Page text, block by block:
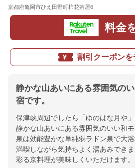
京都府亀岡市ひえ田野町柿花茶屋6
料金
割引クーポンを
静かな山あいにある雰囲気の
宿です。
保津峡周辺でしたら「ゆのはな月や」
静かな山あいにある雰囲気のいい和
泉は効能豊かな単純弱ラドン泉で大
満喫しながら気持ちよく湯あみでき
彩る京料理が美味しくいただけます。